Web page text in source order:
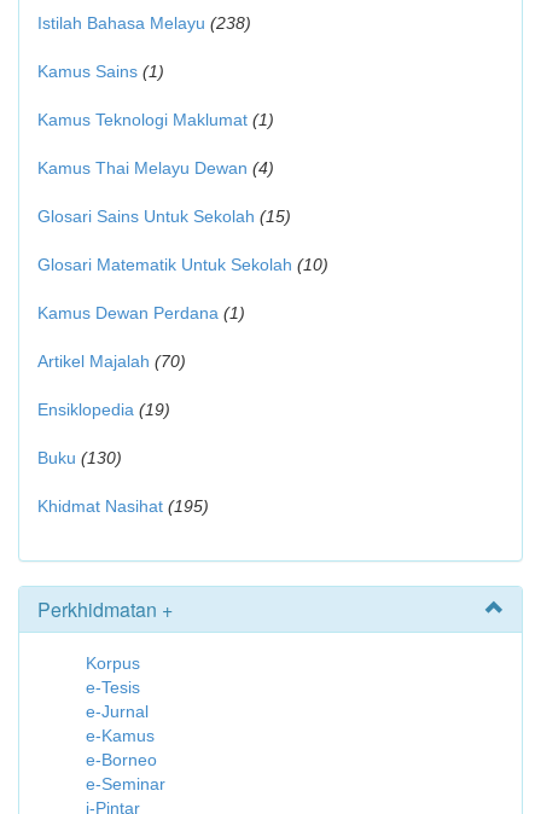
Istilah Bahasa Melayu (238)
Kamus Sains (1)
Kamus Teknologi Maklumat (1)
Kamus Thai Melayu Dewan (4)
Glosari Sains Untuk Sekolah (15)
Glosari Matematik Untuk Sekolah (10)
Kamus Dewan Perdana (1)
Artikel Majalah (70)
Ensiklopedia (19)
Buku (130)
Khidmat Nasihat (195)
Perkhidmatan +
Korpus
e-Tesis
e-Jurnal
e-Kamus
e-Borneo
e-Seminar
i-Pintar